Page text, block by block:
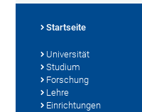
Startseite
Universität
Studium
Forschung
Lehre
Einrichtungen